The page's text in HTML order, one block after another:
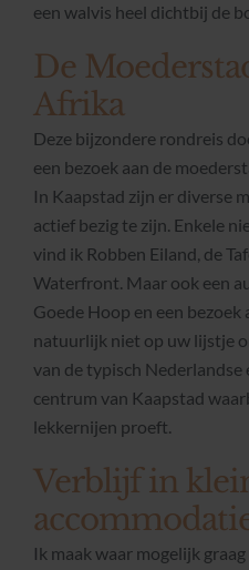
een walvis heel dichtbij de
De
Afrika
Deze bijzondere rondreis
een bezoek aan de
In Kaapstad zijn er diverse
actief bezig te zijn. Enkele
vind ik Robben Eiland, de
Waterfront. Maar ook een
Goede Hoop en een bezoek
natuurlijk niet op uw lijstje
van de typisch
centrum van Kaapstad
lekkernijen proeft.
Verblijf in
Ik maak waar mogelijk